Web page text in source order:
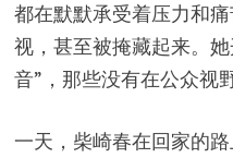
都在默默承受着压力和
视，甚至被掩藏起来。
音”，那些没有在公众视
一天，柴崎春在回家的